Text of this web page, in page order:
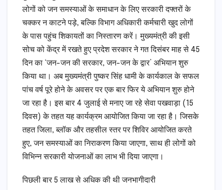
लोगों को जन समस्याओं के समाधान के लिए सरकारी दफ्तरों के
चक्कर न काटने पड़े, बल्कि विभाग अधिकारी कर्मचारी खुद लोगों
के पास पहुंच शिकायतों का निस्तारण करें। मुख्यमंत्री की इसी
सोच को केंद्र में रखते हुए प्रदेश सरकार ने गत दिसंबर माह से 45
दिन का ‘जन-जन की सरकार, जन-जन के द्वार’ अभियान शुरु
किया था। अब मुख्यमंत्री पुष्कर सिंह धामी के कार्यकाल के सफल
पांच वर्ष पूरे होने के अवसर पर एक बार फिर ये अभियान शुरु होने
जा रहा है। इस बार 4 जुलाई से मनाए जा रहे सेवा पखवाड़ा (15
दिवस) के तहत यह कार्यक्रम आयोजित किया जा रहा है। जिसके
तहत जिला, ब्लॉक और तहसील स्तर पर शिविर आयोजित करते
हुए, जन समस्याओं का निराकरण किया जाएगा, साथ ही लोगों को
विभिन्न सरकारी योजनाओं का लाभ भी दिया जाएगा।
पिछली बार 5 लाख से अधिक की थी जनभागीदारी